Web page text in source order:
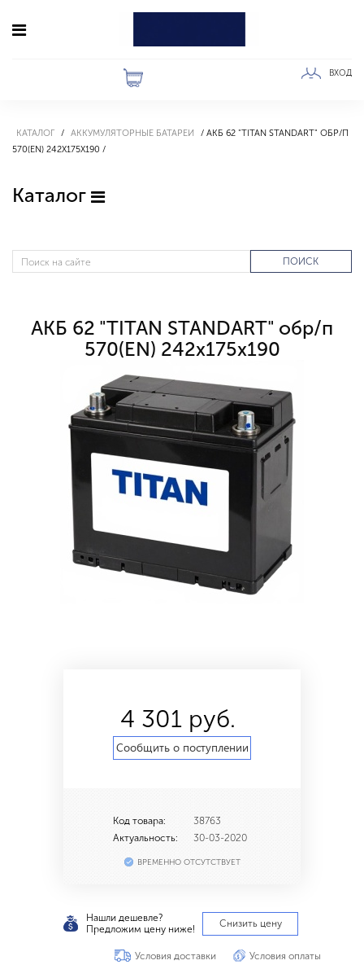
ВХОД
КАТАЛОГ АККУМУЛЯТОРНЫЕ БАТАРЕИ
АКБ 62 "TITAN STANDART" ОБР/П
570(EN) 242X175X190
Каталог
ПОИСК
АКБ 62 "TITAN STANDART" обр/п
570(EN) 242x175x190
4 301 руб.
Сообщить о поступлении
Код товара:
38763
Актуальность:
30-03-2020
ВРЕМЕННО ОТСУТСТВУЕТ
Нашли дешевле?
Предложим цену ниже!
Снизить цену
Условия доставки Условия оплаты